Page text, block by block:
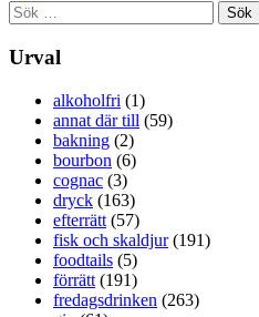
Sök
efter:
Urval
alkoholfri (1)
annat där till (59)
bakning (2)
bourbon (6)
cognac (3)
dryck (163)
efterrätt (57)
fisk och skaldjur(191)
foodtails (5)
förrätt (191)
fredagsdrinken (263)